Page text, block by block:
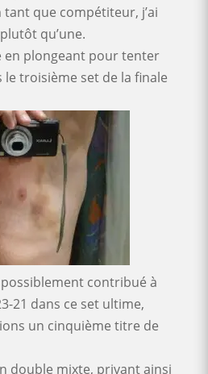
tant que compétiteur, j’ai
qu’une.
en plongeant pour tenter
le troisième set de la finale
contribué à
21 dans ce set ultime,
un cinquième titre de
double mixte, privant ainsi